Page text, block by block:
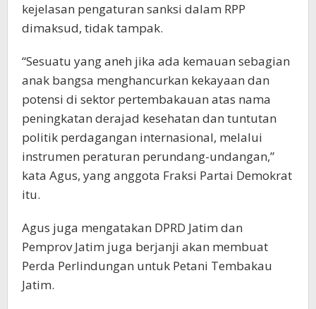
kejelasan pengaturan sanksi dalam RPP
dimaksud, tidak tampak.
“Sesuatu yang aneh jika ada kemauan sebagian
anak bangsa menghancurkan kekayaan dan
potensi di sektor pertembakauan atas nama
peningkatan derajad kesehatan dan tuntutan
politik perdagangan internasional, melalui
instrumen peraturan perundang-undangan,”
kata Agus, yang anggota Fraksi Partai Demokrat
itu.
Agus juga mengatakan DPRD Jatim dan
Pemprov Jatim juga berjanji akan membuat
Perda Perlindungan untuk Petani Tembakau
Jatim.